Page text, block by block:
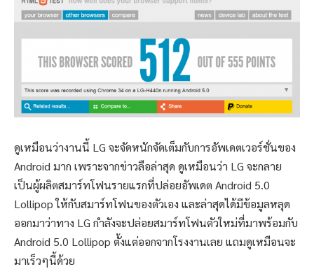
ดูเหมือนว่างานนี้ LG จะจัดหนักจัดเต็มกับการอัพเดตเวอร์ชั่นของ
Android มาก เพราะจากข่าวลือล่าสุด ดูเหมือนว่า LG จะกลาย
เป็นผู้ผลิตสมาร์ทโฟนรายแรกที่ปล่อยอัพเดต Android 5.0
Lollipop ให้กับสมาร์ทโฟนของตัวเอง และล่าสุดได้มีข้อมูลหลุด
ออกมาว่าทาง LG กำลังจะปล่อยสมาร์ทโฟนตัวใหม่ที่มาพร้อมกับ
Android 5.0 Lollipop ตั้งแต่ออกจากโรงงานเลย แถมดูเหมือนจะ
มาเร็วๆนี้ด้วย